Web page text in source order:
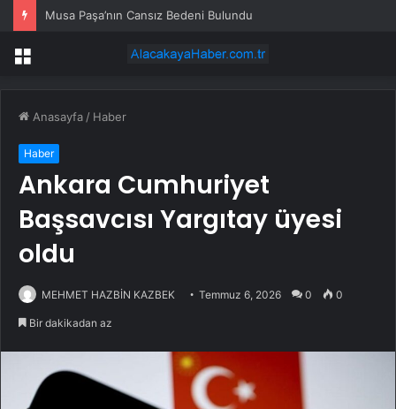
Musa Paşa’nın Cansız Bedeni Bulundu
Menü
Anasayfa / Haber
Haber
Ankara Cumhuriyet
Başsavcısı Yargıtay üyesi
oldu
MEHMET HAZBİN KAZBEK Temmuz 6, 2026 0 0
Bir dakikadan az